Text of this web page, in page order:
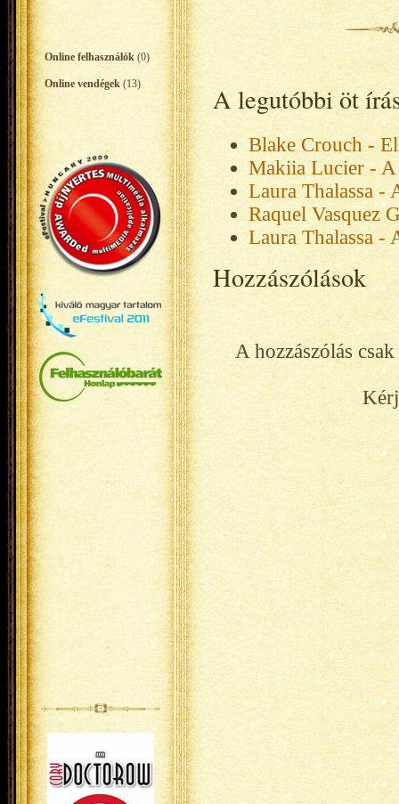
Online felhasználók (0)
Online vendégek (13) A legutóbbi öt
Blake Crouch -
Makiia Lucier - A
Laura Thalassa -
Raquel Vasquez
Laura Thalassa -
Hozzászólások
A hozzászólás